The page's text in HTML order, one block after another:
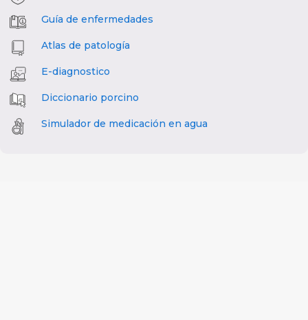
Guía de enfermedades
Atlas de patología
E-diagnostico
Diccionario porcino
Simulador de medicación en agua